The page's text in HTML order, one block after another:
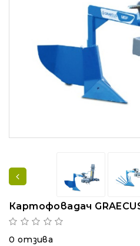
Картофовадач
0 отзива